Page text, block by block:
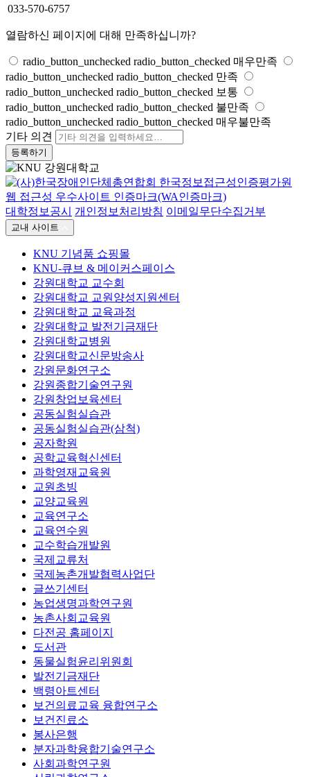
033-570-6757
열람하신 페이지에 대해 만족하십니까?
radio_button_unchecked radio_button_checked 매우만족
radio_button_unchecked radio_button_checked 만족
radio_button_unchecked radio_button_checked 보통
radio_button_unchecked radio_button_checked 불만족
radio_button_unchecked radio_button_checked 매우불만족
기타 의견
등록하기
대학정보공시 개인정보처리방침 이메일무단수집거부
교내 사이트
KNU 기념품 쇼핑몰
KNU-큐브 & 메이커스페이스
강원대학교 교수회
강원대학교 교원양성지원센터
강원대학교 교육과정
강원대학교 발전기금재단
강원대학교병원
강원대학교신문방송사
강원문화연구소
강원종합기술연구원
강원창업보육센터
공동실험실습관
공동실험실습관(삼척)
공자학원
공학교육혁신센터
과학영재교육원
교원초빙
교양교육원
교육연구소
교육연수원
교수학습개발원
국제교류처
국제농촌개발협력사업단
글쓰기센터
농업생명과학연구원
농촌사회교육원
다전공 홈페이지
도서관
동물실험윤리위원회
발전기금재단
백령아트센터
보건의료교육 융합연구소
보건진료소
봉사은행
분자과학융합기술연구소
사회과학연구원